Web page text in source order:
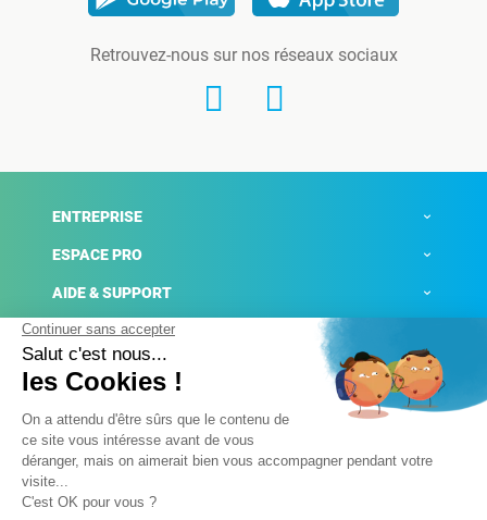
Retrouvez-nous sur nos réseaux sociaux
ENTREPRISE
ESPACE PRO
AIDE & SUPPORT
ACTUALITÉS
Mentions légales